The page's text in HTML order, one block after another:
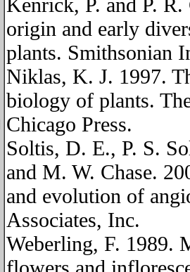
Kenrick, P. and P.
origin and early
plants. Smithsonian
Niklas, K. J. 1997.
biology of plants.
Chicago Press.
Soltis, D. E., P. S.
and M. W. Chase.
and evolution of
Associates, Inc.
Weberling, F. 1989.